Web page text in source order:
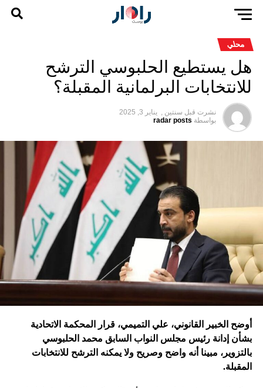
محلي
هل يستطيع الحلبوسي الترشح
للانتخابات البرلمانية المقبلة؟
نشرت قبل سنتين , يناير 3, 2025
بواسطة radar posts
أوضح الخبير القانوني، علي التميمي، قرار المحكمة الاتحادية
بشأن إدانة رئيس مجلس النواب السابق محمد الحلبوسي
بالتزوير، مبينا أنه واضح وصريح ولا يمكنه الترشح للانتخابات
المقبلة.